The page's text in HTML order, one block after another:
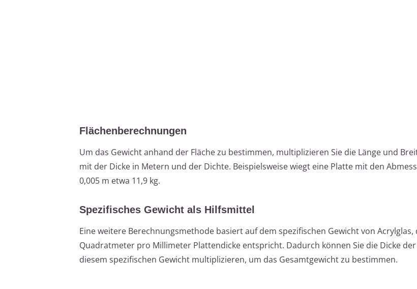
Flächenberechnungen
Um das Gewicht anhand der Fläche zu bestimmen, multiplizieren Sie die Länge und
mit der Dicke in Metern und der Dichte. Beispielsweise wiegt eine Platte mit den
0,005 m etwa 11,9 kg.
Spezifisches Gewicht als Hilfsmittel
Eine weitere Berechnungsmethode basiert auf dem spezifischen Gewicht von Acrylglas,
Quadratmeter pro Millimeter Plattendicke entspricht. Dadurch können Sie die Dicke
diesem spezifischen Gewicht multiplizieren, um das Gesamtgewicht zu bestimmen.